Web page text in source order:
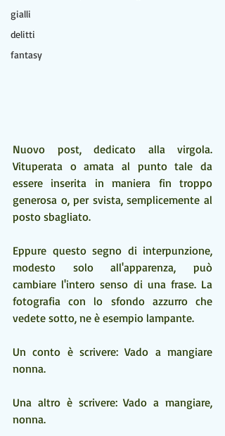
gialli
delitti
fantasy
Nuovo post, dedicato alla virgola.
Vituperata o amata al punto tale da
essere inserita in maniera fin troppo
generosa o, per svista, semplicemente al
posto sbagliato.
Eppure questo segno di interpunzione,
modesto solo all'apparenza, può
cambiare l'intero senso di una frase. La
fotografia con lo sfondo azzurro che
vedete sotto, ne è esempio lampante.
Un conto è scrivere: Vado a mangiare
nonna.
Una altro è scrivere: Vado a mangiare,
nonna.